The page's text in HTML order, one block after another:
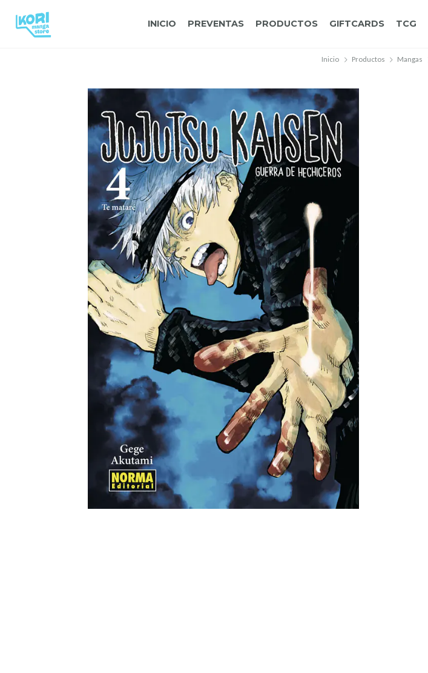
INICIO PREVENTAS PRODUCTOS GIFTCARDS TCG
Inicio Productos Mangas